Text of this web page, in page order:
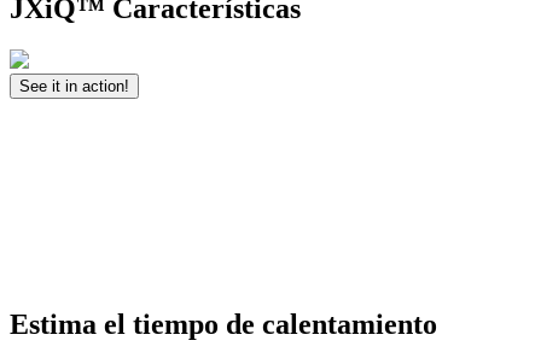
JXiQ™ Características
See it in action!
Estima el tiempo de calentamiento